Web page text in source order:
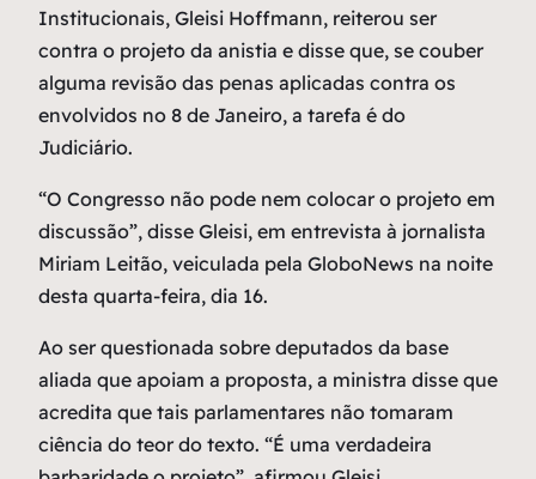
Institucionais, Gleisi Hoffmann, reiterou ser
contra o projeto da anistia e disse que, se couber
alguma revisão das penas aplicadas contra os
envolvidos no 8 de Janeiro, a tarefa é do
Judiciário.
“O Congresso não pode nem colocar o projeto em
discussão”, disse Gleisi, em entrevista à jornalista
Miriam Leitão, veiculada pela GloboNews na noite
desta quarta-feira, dia 16.
Ao ser questionada sobre deputados da base
aliada que apoiam a proposta, a ministra disse que
acredita que tais parlamentares não tomaram
ciência do teor do texto. “É uma verdadeira